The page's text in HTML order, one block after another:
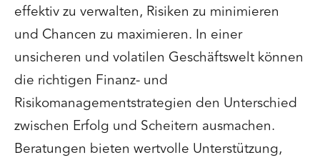
effektiv zu verwalten, Risiken zu minimieren
und Chancen zu maximieren. In einer
unsicheren und volatilen Geschäftswelt können
die richtigen Finanz- und
Risikomanagementstrategien den Unterschied
zwischen Erfolg und Scheitern ausmachen.
Beratungen bieten wertvolle Unterstützung,